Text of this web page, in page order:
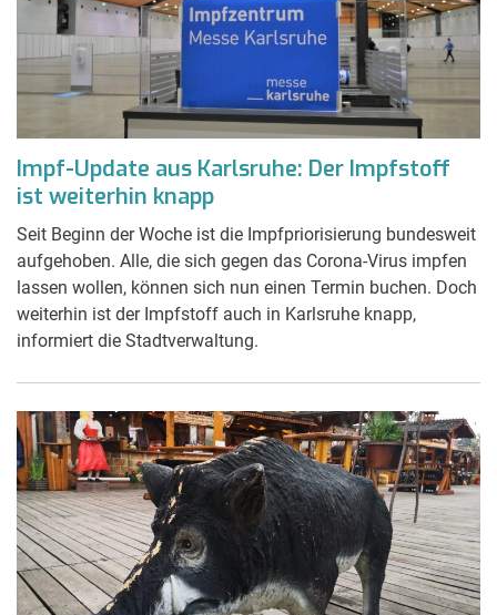
Impf-Update aus Karlsruhe: Der Impfstoff
ist weiterhin knapp
Seit Beginn der Woche ist die Impfpriorisierung bundesweit
aufgehoben. Alle, die sich gegen das Corona-Virus impfen
lassen wollen, können sich nun einen Termin buchen. Doch
weiterhin ist der Impfstoff auch in Karlsruhe knapp,
informiert die Stadtverwaltung.